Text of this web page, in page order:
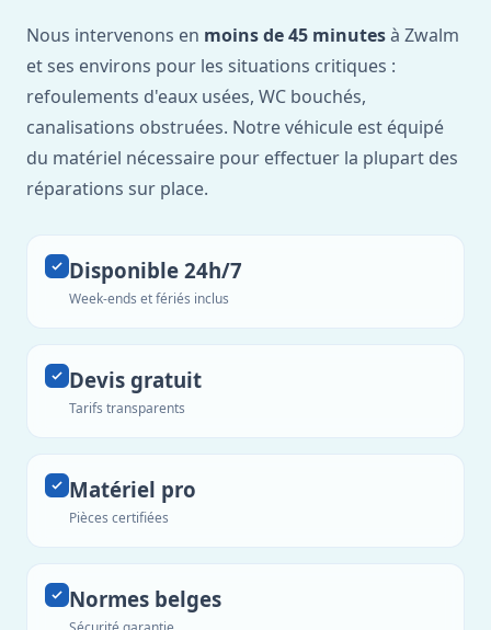
Nous intervenons en moins de 45 minutesà Zwalm
et ses environs pour les situations critiques :
refoulements d'eaux usées, WC bouchés,
canalisations obstruées. Notre véhicule est équipé
du matériel nécessaire pour effectuer la plupart des
réparations sur place.
Disponible 24h/7
Week-ends et fériés inclus
Devis gratuit
Tarifs transparents
Matériel pro
Pièces certifiées
Normes belges